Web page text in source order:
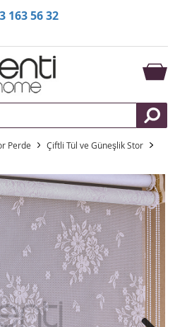
163 56 32
Perde Çiftli Tül ve Güneşlik Stor